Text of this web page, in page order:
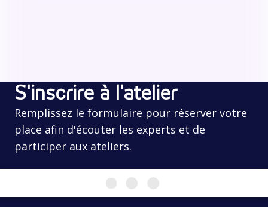
S'inscrire à l'atelier
Remplissez le formulaire pour réserver votre
place afin d'écouter les experts et de
participer aux ateliers.